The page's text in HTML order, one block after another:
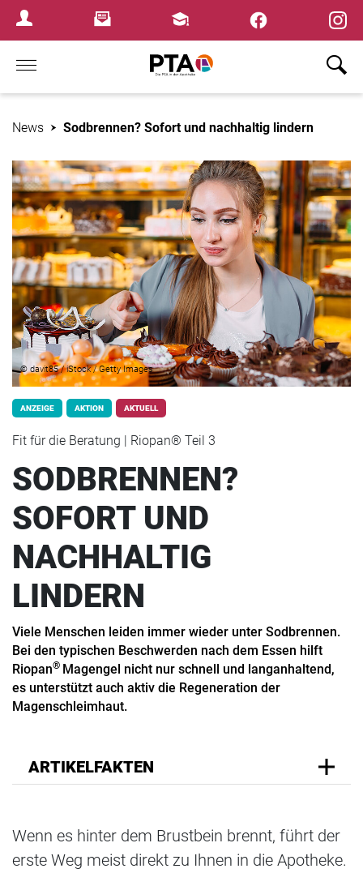
Login MenuNewsletterFortbildungen
Home
News Sodbrennen? Sofort und nachhaltig lindern
© davit85 / iStock / Getty Images
ANZEIGE AKTION AKTUELL
Fit für die Beratung | Riopan® Teil 3
SODBRENNEN?
SOFORT UND
NACHHALTIG
LINDERN
Viele Menschen leiden immer wieder unter Sodbrennen.
Bei den typischen Beschwerden nach dem Essen hilft
Riopan® Magengel nicht nur schnell und langanhaltend,
es unterstützt auch aktiv die Regeneration der
Magenschleimhaut.
ARTIKELFAKTEN
Wenn es hinter dem Brustbein brennt, führt der
erste Weg meist direkt zu Ihnen in die Apotheke.
×